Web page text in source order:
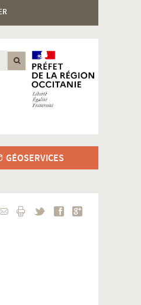
GÉOSERVICES